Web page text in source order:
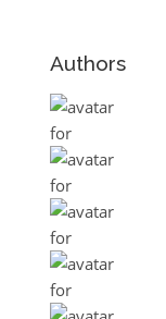
Authors